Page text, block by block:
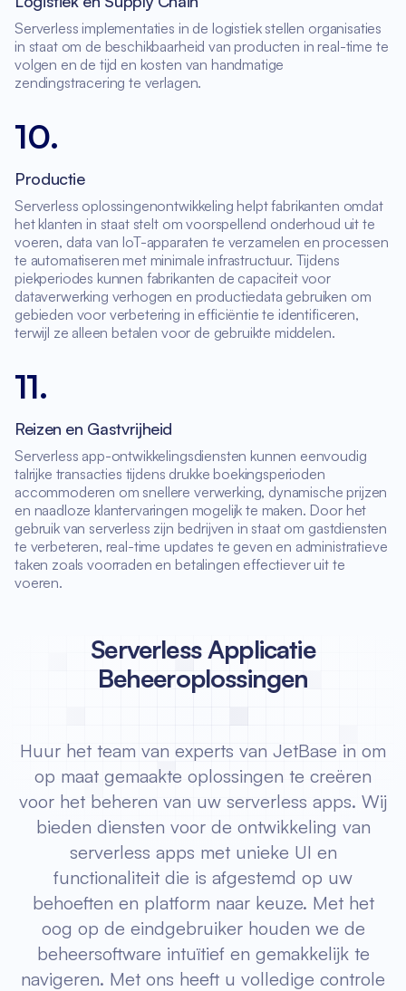
Serverless implementaties in de logistiek stellen organisaties
in staat om de beschikbaarheid van producten in real-time te
volgen en de tijd en kosten van handmatige
zendingstracering te verlagen.
10.
Productie
Serverless oplossingenontwikkeling helpt fabrikanten omdat
het klanten in staat stelt om voorspellend onderhoud uit te
voeren, data van IoT-apparaten te verzamelen en processen
te automatiseren met minimale infrastructuur. Tijdens
piekperiodes kunnen fabrikanten de capaciteit voor
dataverwerking verhogen en productiedata gebruiken om
gebieden voor verbetering in efficiëntie te identificeren,
terwijl ze alleen betalen voor de gebruikte middelen.
11.
Reizen en Gastvrijheid
Serverless app-ontwikkelingsdiensten kunnen eenvoudig
talrijke transacties tijdens drukke boekingsperioden
accommoderen om snellere verwerking, dynamische prijzen
en naadloze klantervaringen mogelijk te maken. Door het
gebruik van serverless zijn bedrijven in staat om gastdiensten
te verbeteren, real-time updates te geven en administratieve
taken zoals voorraden en betalingen effectiever uit te
voeren.
Serverless Applicatie
Beheeroplossingen
Huur het team van experts van JetBase in om
op maat gemaakte oplossingen te creëren
voor het beheren van uw serverless apps. Wij
bieden diensten voor de ontwikkeling van
serverless apps met unieke UI en
functionaliteit die is afgestemd op uw
behoeften en platform naar keuze. Met het
oog op de eindgebruiker houden we de
beheersoftware intuïtief en gemakkelijk te
navigeren. Met ons heeft u volledige controle